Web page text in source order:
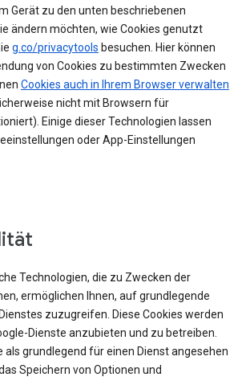
Gerät zu den unten beschriebenen
ändern möchten, wie Cookies genutzt
g.co/privacytools besuchen. Hier können
von Cookies zu bestimmten Zwecken
Cookies auch in Ihrem Browser verwalten
nicht mit Browsern für
Einige dieser Technologien lassen
oder App-Einstellungen
Technologien, die zu Zwecken der
ermöglichen Ihnen, auf grundlegende
zuzugreifen. Diese Cookies werden
Dienste anzubieten und zu betreiben.
als grundlegend für einen Dienst angesehen
Speichern von Optionen und